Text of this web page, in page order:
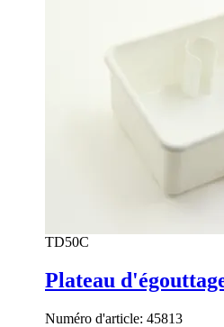
TD50C
Plateau
Numéro d'article: 45813